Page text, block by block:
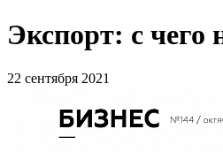
Экспорт: с
22 сентября 2021